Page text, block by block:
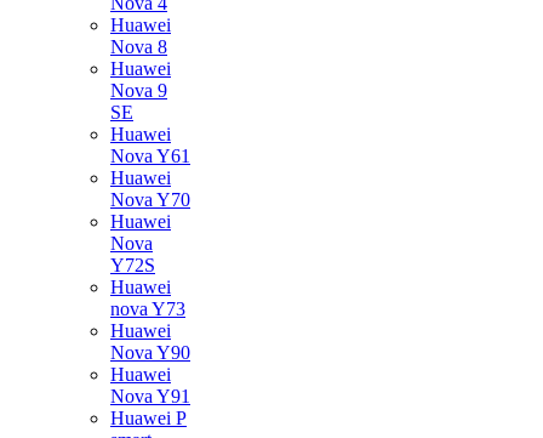
Huawei
Nova 8
Huawei
Nova 9
SE
Huawei
Nova Y61
Huawei
Nova Y70
Huawei
Nova
Y72S
Huawei
nova Y73
Huawei
Nova Y90
Huawei
Nova Y91
Huawei P